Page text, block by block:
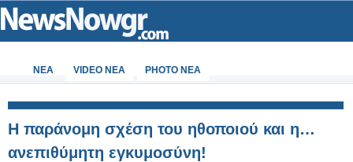
ΝΕΑ VIDEO NEA PHOTO NEA
Η παράνομη σχέση του ηθοποιού και η…
ανεπιθύμητη εγκυμοσύνη!